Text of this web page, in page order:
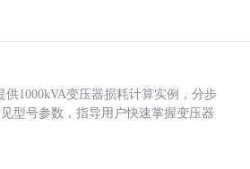
1000kVA变压器损耗计算实例，分步
型号参数，指导用户快速掌握变压器